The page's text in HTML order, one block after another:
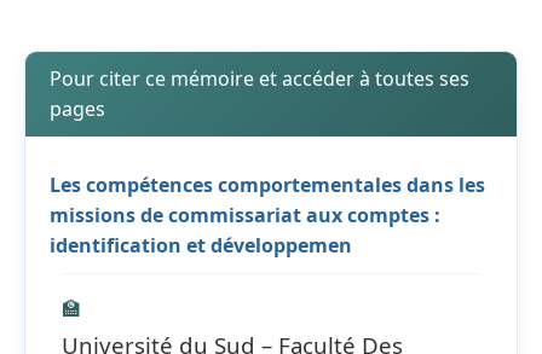
Pour citer ce mémoire et accéder à toutes ses
pages
Les compétences comportementales dans les
missions de commissariat aux comptes :
identification et développemen
🏫
Université du Sud – Faculté Des